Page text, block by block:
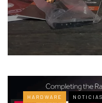
HARDWARE NOTICIAS